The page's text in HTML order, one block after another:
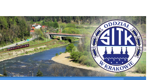
w KRAKOWIE
& Technicians of Transportation